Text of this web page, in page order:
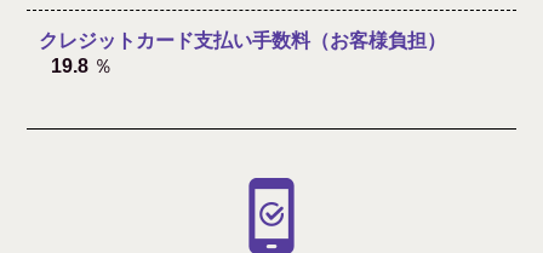
クレジットカード支払い手数料（お客様負担）
19.8